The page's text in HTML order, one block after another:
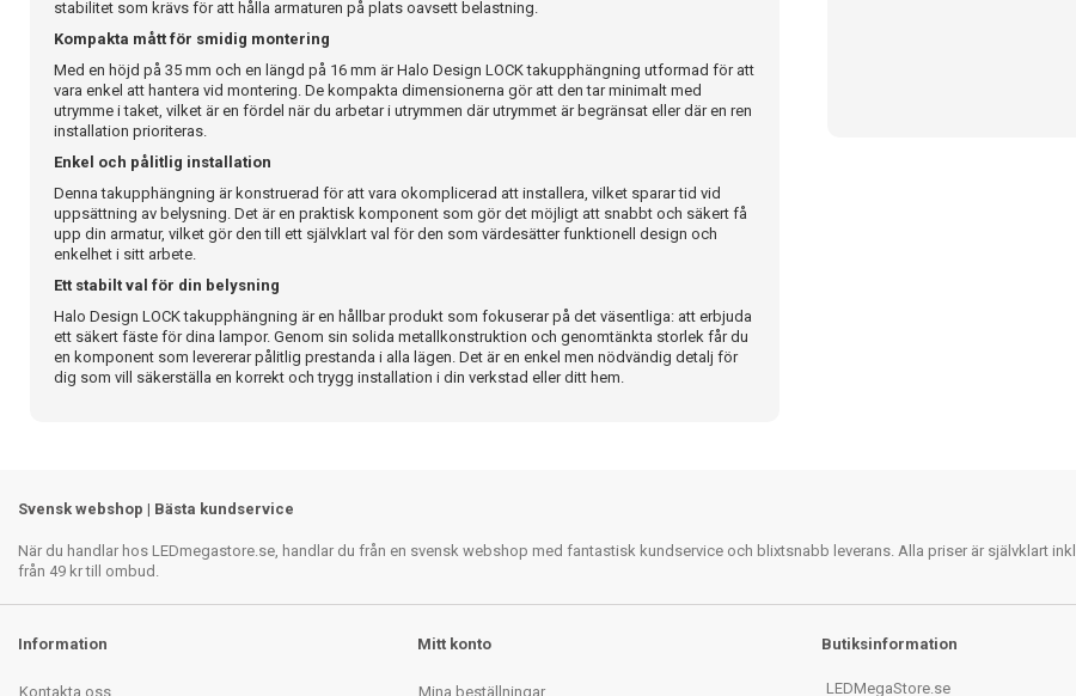
stabilitet som krävs för att hålla armaturen på plats oavsett belastning.
Kompakta mått för smidig montering
Med en höjd på 35 mm och en längd på 16 mm är Halo Design LOCK takupphängning utformad för att
vara enkel att hantera vid montering. De kompakta dimensionerna gör att den tar minimalt med
utrymme i taket, vilket är en fördel när du arbetar i utrymmen där utrymmet är begränsat eller där en ren
installation prioriteras.
Enkel och pålitlig installation
Denna takupphängning är konstruerad för att vara okomplicerad att installera, vilket sparar tid vid
uppsättning av belysning. Det är en praktisk komponent som gör det möjligt att snabbt och säkert få
upp din armatur, vilket gör den till ett självklart val för den som värdesätter funktionell design och
enkelhet i sitt arbete.
Ett stabilt val för din belysning
Halo Design LOCK takupphängning är en hållbar produkt som fokuserar på det väsentliga: att erbjuda
ett säkert fäste för dina lampor. Genom sin solida metallkonstruktion och genomtänkta storlek får du
en komponent som levererar pålitlig prestanda i alla lägen. Det är en enkel men nödvändig detalj för
dig som vill säkerställa en korrekt och trygg installation i din verkstad eller ditt hem.
Svensk webshop | Bästa kundservice
När du handlar hos LEDmegastore.se, handlar du från en svensk webshop med fantastisk kundservice och blixtsnabb leverans. Alla priser är självklart
från 49 kr till ombud.
Information
Kontakta oss
Mitt konto
Mina beställningar
Butiksinformation
LEDMegaStore.se